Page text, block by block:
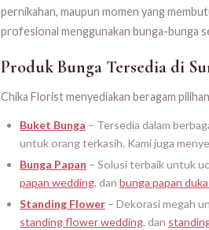
pernikahan, maupun momen yang
profesional menggunakan bunga-bunga
Produk Bunga Tersedia di
Chika Florist menyediakan beragam
Buket Bunga – Tersedia dalam
untuk orang terkasih. Kami juga
Bunga Papan – Solusi terbaik untuk
papan wedding, dan bunga papan
Standing Flower – Dekorasi megah
standing flower wedding, dan